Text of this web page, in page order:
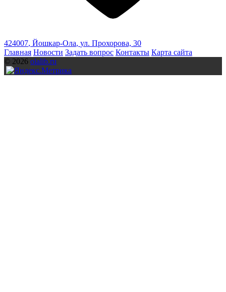
424007, Йошкар-Ола, ул. Прохорова, 30
Главная Новости Задать вопрос Контакты Карта сайта
© 2026 olalib.ru